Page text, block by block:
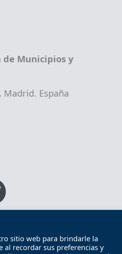
de Municipios y
España
Accesibilidad
sitio web para brindarle la
al recordar sus preferencias y